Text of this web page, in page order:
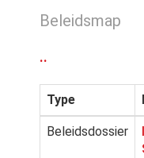
Beleidsmap
..
Type
Beleidsdossier